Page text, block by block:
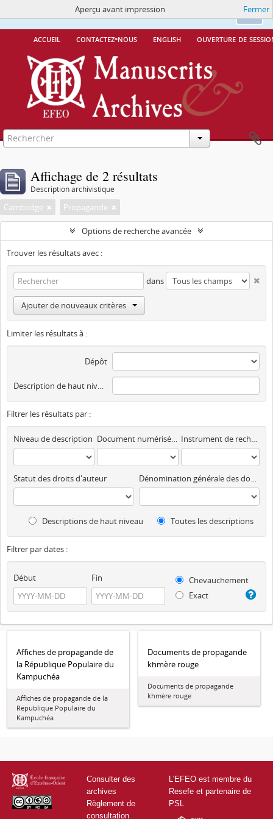
Ok
Ce site utilise des cookiesMore Info.
accueil contactez-nous english ouverture de
Aperçu avant impression Fermer
Affichage de 2 résultats
Description archivistique
Cambodge Propagande
Options de recherche avancée
Trouver les résultats avec :
dans
Ajouter de nouveaux critères
Limiter les résultats à :
Dépôt
Description de haut niveau
Filtrer les résultats par :
Niveau de description Document numérisé disponible Instrument de recherche
Statut des droits d'auteur Dénomination générale des documents
Descriptions de haut niveau Toutes les descriptions
Filtrer par dates :
Début Fin
Chevauchement
Exact
Affiches de propagande de
la République Populaire du
Kampuchéa
Affiches de propagande de la
République Populaire du
Kampuchéa
Documents de propagande
khmère rouge
Documents de propagande
khmère rouge
Consulter des
archives
Règlement de
consultation
L'EFEO est membre du
Resefe et partenaire de
PSL